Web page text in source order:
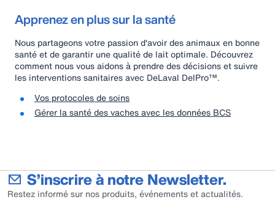
Apprenez en plus sur la santé
Nous partageons votre passion d'avoir des animaux en bonne
santé et de garantir une qualité de lait optimale. Découvrez
comment nous vous aidons à prendre des décisions et suivre
les interventions sanitaires avec DeLaval DelPro™.
Vos protocoles de soins
Gérer la santé des vaches avec les données BCS
S’inscrire à notre Newsletter.
Restez informé sur nos produits, événements et actualités.